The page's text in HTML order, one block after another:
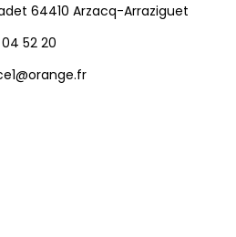
64410 Arzacq-Arraziguet
52 20